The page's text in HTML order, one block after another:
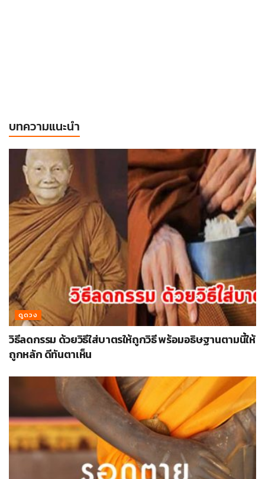
บทความแนะนำ
ดูดวง
วิธีลดกรรม ด้วยวิธีใส่บาตรให้ถูกวิธี พร้อมอธิษฐานตามนี้ให้
ถูกหลัก ดีทันตาเห็น